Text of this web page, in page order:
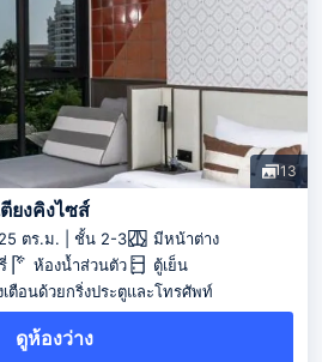
13
ยงคิงไซส์
25 ตร.ม. | ชั้น 2-3
มีหน้าต่าง
ห้องน้ำส่วนตัว
ตู้เย็น
เตือนด้วยกริ่งประตูและโทรศัพท์
ดูห้องว่าง